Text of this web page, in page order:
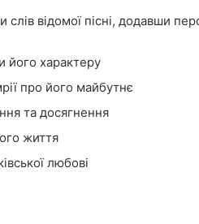
відомої пісні, додавши
його характеру
про його майбутнє
та досягнення
життя
любові